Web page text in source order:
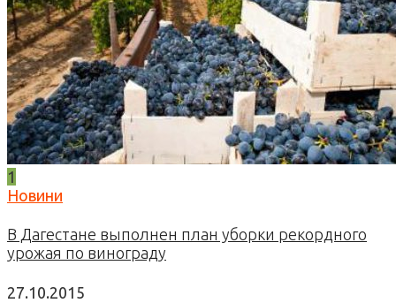
1
Новини
В Дагестане выполнен план уборки рекордного
урожая по винограду
27.10.2015